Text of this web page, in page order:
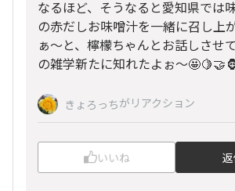
なるほど、そうなると愛知県では
の赤だしお味噌汁を一緒に召し上
ぁ〜と、檸檬ちゃんとお話しさせ
の雑学新たに知れたよぉ〜
きょろっちがリアクション
いいね